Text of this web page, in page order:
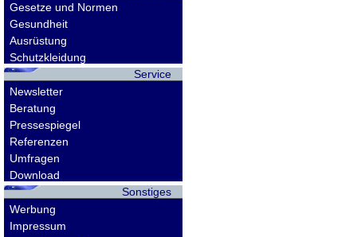
Gesetze und Normen
Gesundheit
Ausrüstung
Schutzkleidung
Service
Newsletter
Beratung
Pressespiegel
Referenzen
Umfragen
Download
Sonstiges
Werbung
Impressum